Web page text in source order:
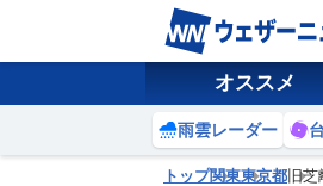
オススメ
雨雲レーダー
トップ関東東京都 旧